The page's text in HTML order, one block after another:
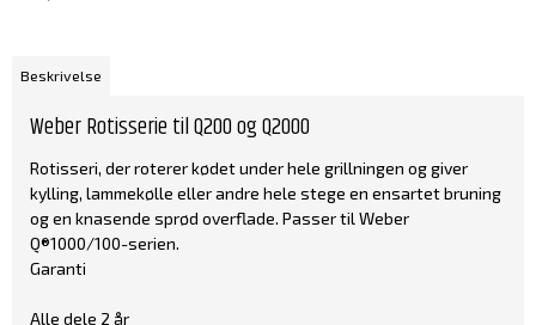
Beskrivelse
Weber Rotisserie til Q200 og Q2000
Rotisseri, der roterer kødet under hele grillningen og giver
kylling, lammekølle eller andre hele stege en ensartet bruning
og en knasende sprød overflade. Passer til Weber
Q®1000/100-serien.
Garanti
Alle dele 2 år